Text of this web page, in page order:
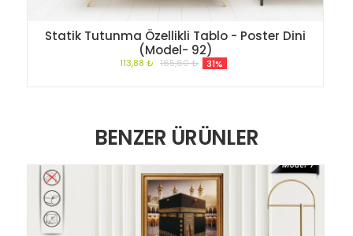
Statik Tutunma Özellikli Tablo - Poster Dini
(Model- 92)
113,88 ₺ 165,60 ₺ 31%
BENZER ÜRÜNLER